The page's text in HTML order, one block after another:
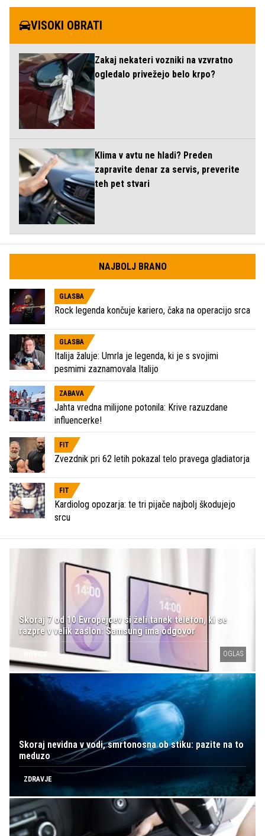
VISOKI OBRATI
Zakaj nekateri vozniki na vzvratno
ogledalo privežejo belo krpo?
Klima v avtu ne hladi? Preden
zapravite denar za servis, preverite
teh pet stvari
NAJBOLJ BRANO
GLASBA
Rock legenda končuje kariero, čaka na operacijo srca
GLASBA
Italija žaluje: Umrla je legenda, ki je s svojimi
pesmimi zaznamovala Italijo
ZABAVA
Jahta vredna milijone potonila: Krive razuzdane
influencerke!
FIT
Zvezdnik pri 62 letih pokazal telo pravega gladiatorja
FIT
Kardiolog opozarja: te tri pijače najbolj škodujejo
srcu
Skoraj 7 od 10 Evropejcev si želi tanek telefon, ki se
razpre v velik zaslon: Samsung ima odgovor
OGLAS
Skoraj nevidna v vodi, smrtonosna ob stiku: pazite na to
meduzo
ZDRAVJE